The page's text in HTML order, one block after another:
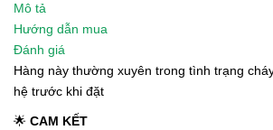
Mô tả
Hướng dẫn mua
Đánh giá
Hàng này thường xuyên trong tình trạng
hệ trước khi đặt
🌟 CAM KẾT